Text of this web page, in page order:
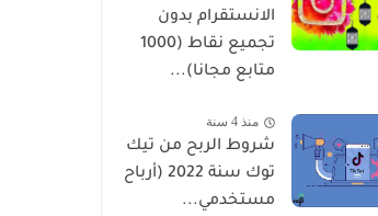
الانستقرام بدون
تجميع نقاط (1000
متابع مجانا)...
منذ 4 سنة
شروط الربح من تيك
توك سنة 2022 (أرباح
مستخدمي...